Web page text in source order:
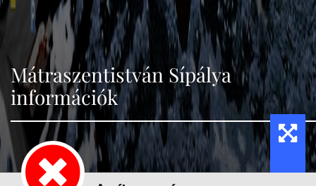
Mátraszentistván Sípálya
információk